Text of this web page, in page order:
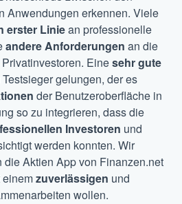
Anwendungen erkennen. Viele
erster Liniean professionelle
andere Anforderungen an die
Einesehr gute
gelungen, der es
der Benutzeroberfläche in
so zu integrieren, dass die
Investoren und
werden konnten. Wir
die Aktien App von Finanzen.net
zuverlässigen und
wollen.